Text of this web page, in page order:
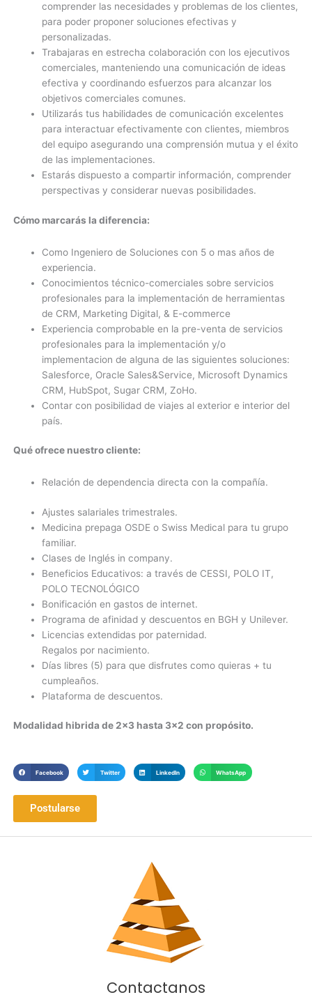
comprender las necesidades y problemas de los clientes,
para poder proponer soluciones efectivas y
personalizadas.
Trabajaras en estrecha colaboración con los ejecutivos
comerciales, manteniendo una comunicación de ideas
efectiva y coordinando esfuerzos para alcanzar los
objetivos comerciales comunes.
Utilizarás tus habilidades de comunicación excelentes
para interactuar efectivamente con clientes, miembros
del equipo asegurando una comprensión mutua y el éxito
de las implementaciones.
Estarás dispuesto a compartir información, comprender
perspectivas y considerar nuevas posibilidades.
Cómo marcarás la diferencia:
Como Ingeniero de Soluciones con 5 o mas años de
experiencia.
Conocimientos técnico-comerciales sobre servicios
profesionales para la implementación de herramientas
de CRM, Marketing Digital, & E-commerce
Experiencia comprobable en la pre-venta de servicios
profesionales para la implementación y/o
implementacion de alguna de las siguientes soluciones:
Salesforce, Oracle Sales&Service, Microsoft Dynamics
CRM, HubSpot, Sugar CRM, ZoHo.
Contar con posibilidad de viajes al exterior e interior del
país.
Qué ofrece nuestro cliente:
Relación de dependencia directa con la compañía.
Ajustes salariales trimestrales.
Medicina prepaga OSDE o Swiss Medical para tu grupo
familiar.
Clases de Inglés in company.
Beneficios Educativos: a través de CESSI, POLO IT,
POLO TECNOLÓGICO
Bonificación en gastos de internet.
Programa de afinidad y descuentos en BGH y Unilever.
Licencias extendidas por paternidad.
Regalos por nacimiento.
Días libres (5) para que disfrutes como quieras + tu
cumpleaños.
Plataforma de descuentos.
Modalidad hibrida de 2×3 hasta 3×2 con propósito.
Facebook Twitter LinkedIn WhatsApp
Postularse
Contactanos